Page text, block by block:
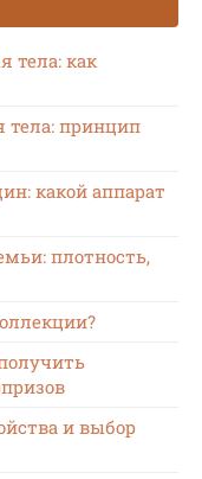
тела: как
тела: принцип
какой аппарат
плотность,
и выбор